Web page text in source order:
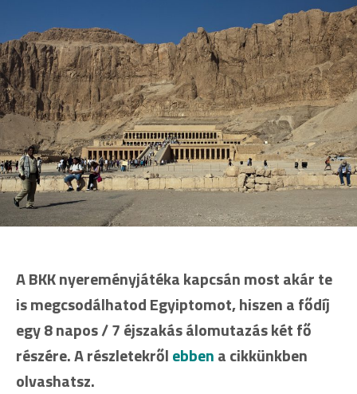
A BKK nyereményjátéka kapcsán most akár te
is megcsodálhatod Egyiptomot, hiszen a fődíj
egy 8 napos / 7 éjszakás álomutazás két fő
részére. A részletekrőlebbena cikkünkben
olvashatsz.